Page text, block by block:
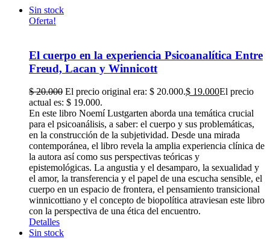
Sin stock
Oferta!
El cuerpo en la experiencia Psicoanalítica Entre
Freud, Lacan y Winnicott
$20.000 El precio original era: $ 20.000.$ 19.000El precio
actual es: $ 19.000.
En este libro Noemí Lustgarten aborda una temática crucial
para el psicoanálisis, a saber: el cuerpo y sus problemáticas,
en la construcción de la subjetividad. Desde una mirada
contemporánea, el libro revela la amplia experiencia clínica de
la autora así como sus perspectivas teóricas y
epistemológicas. La angustia y el desamparo, la sexualidad y
el amor, la transferencia y el papel de una escucha sensible, el
cuerpo en un espacio de frontera, el pensamiento transicional
winnicottiano y el concepto de biopolítica atraviesan este libro
con la perspectiva de una ética del encuentro.
Detalles
Sin stock